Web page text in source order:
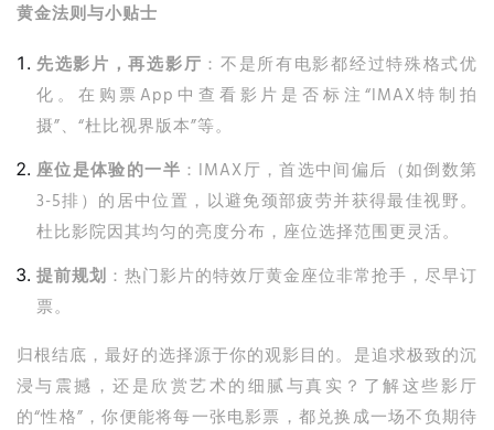
黄金法则与小贴士
先选影片，再选影厅 ：不是所有电影都经过特殊格式优
化。在购票App中查看影片是否标注“IMAX特制拍
摄”、“杜比视界版本”等。
座位是体验的一半 ：IMAX厅，首选中间偏后（如倒数第
3-5排）的居中位置，以避免颈部疲劳并获得最佳视野。
杜比影院因其均匀的亮度分布，座位选择范围更灵活。
提前规划 ：热门影片的特效厅黄金座位非常抢手，尽早订
票。
归根结底，最好的选择源于你的观影目的。是追求极致的沉
浸与震撼，还是欣赏艺术的细腻与真实？了解这些影厅
的“性格”，你便能将每一张电影票，都兑换成一场不负期待